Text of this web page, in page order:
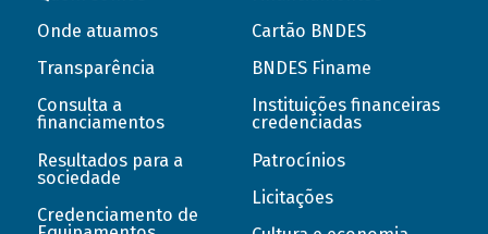
Onde atuamos
Transparência
Consulta a
financiamentos
Resultados para a
sociedade
Credenciamento de
Cartão BNDES
BNDES Finame
Instituições financeiras
credenciadas
Patrocínios
Licitações